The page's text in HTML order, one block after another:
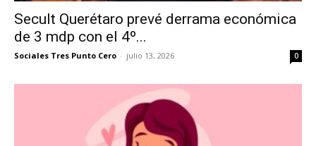
Secult Querétaro prevé derrama económica
de 3 mdp con el 4º...
Sociales Tres Punto Cero - julio 13, 2026 0